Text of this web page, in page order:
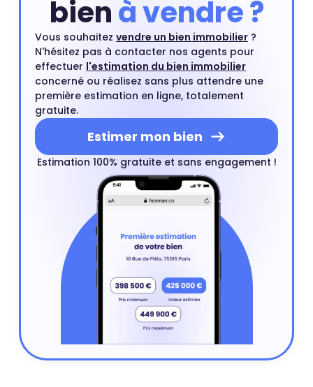
bienà vendre ?
Vous souhaitez vendre un bien immobilier ?
N'hésitez pas à contacter nos agents pour
effectuer l'estimation du bien immobilier
concerné ou réalisez sans plus attendre une
première estimation en ligne, totalement
gratuite.
Estimer mon bien
Estimation 100% gratuite et sans engagement !